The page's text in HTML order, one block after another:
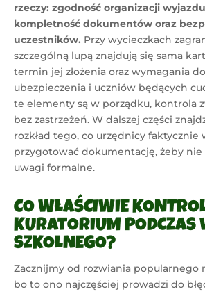
rzeczy: zgodność organizacji
kompletność dokumentów oraz
uczestników. Przy wycieczkach
szczególną lupą znajdują się sama
termin jej złożenia oraz wymagania
ubezpieczenia i uczniów będących
te elementy są w porządku, kontrola
bez zastrzeżeń. W dalszej części
rozkład tego, co urzędnicy faktycznie
przygotować dokumentację, żeby nie
uwagi formalne.
CO WŁAŚCIWIE
KURATORIUM PODCZAS
SZKOLNEGO?
Zacznijmy od rozwiania popularnego
bo to ono najczęściej prowadzi do